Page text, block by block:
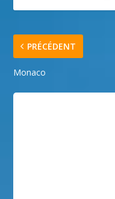
PRÉCÉDENT
Monaco